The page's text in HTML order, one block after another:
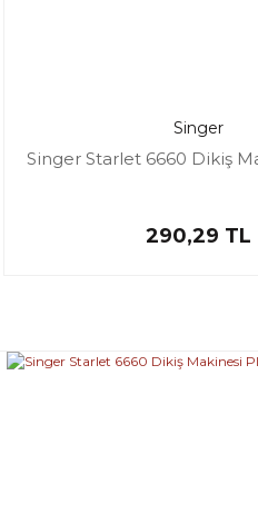
Singer
Singer Starlet 6660 Dikiş
290,29 TL